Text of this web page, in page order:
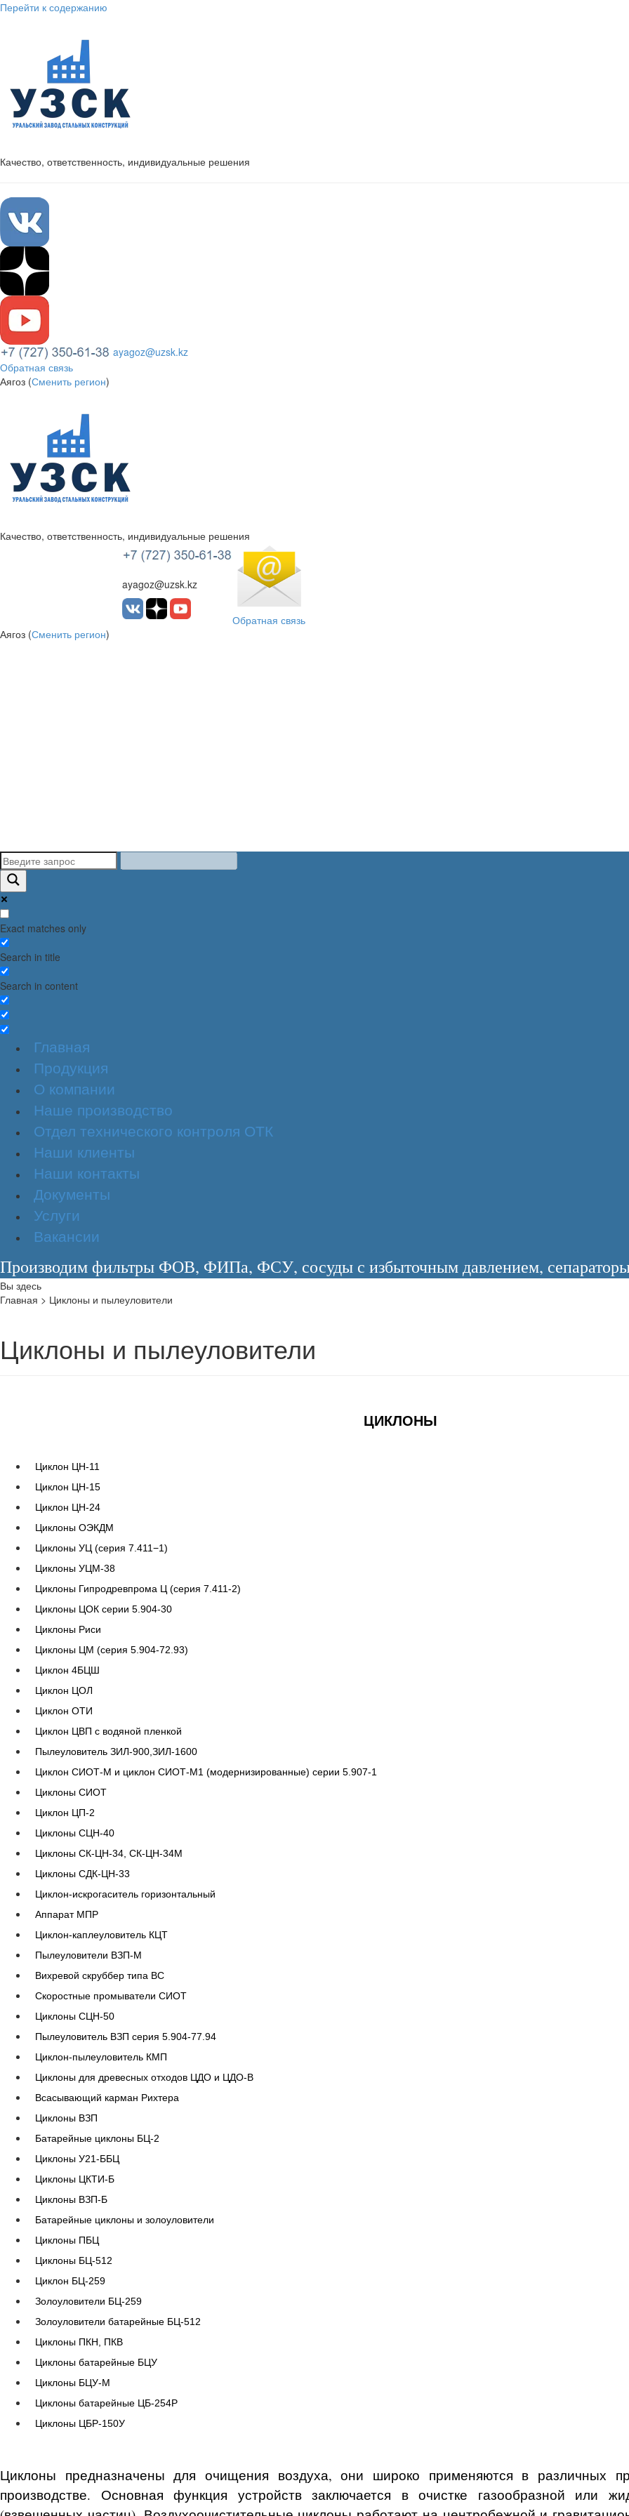
Перейти к содержанию
Качество, ответственность, индивидуальные решения
ayagoz@uzsk.kz
Обратная связь
Аягоз (Сменить регион)
УЗСК Казахстан
Качество, ответственность, индивидуальные решения
ayagoz@uzsk.kz
Обратная связь
Аягоз (Сменить регион)
Exact matches only
Search in title
Search in content
Главная
Продукция
О компании
Наше производство
Отдел технического контроля ОТК
Наши клиенты
Наши контакты
Документы
Услуги
Вакансии
Производим фильтры ФОВ, ФИПа, ФСУ, сосуды с избыточным давлением, сепараторы
Вы здесь
Главная > Циклоны и пылеуловители
Циклоны и пылеуловители
ЦИКЛОНЫ
Циклон ЦН-11
Циклон ЦН-15
Циклон ЦН-24
Циклоны ОЭКДМ
Циклоны УЦ (серия 7.411−1)
Циклоны УЦМ-38
Циклоны Гипродревпрома Ц (серия 7.411-2)
Циклоны ЦОК серии 5.904-30
Циклоны Риси
Циклоны ЦМ (серия 5.904-72.93)
Циклон 4БЦШ
Циклон ЦОЛ
Циклон ОТИ
Циклон ЦВП с водяной пленкой
Пылеуловитель ЗИЛ-900,ЗИЛ-1600
Циклон СИОТ-М и циклон СИОТ-М1 (модернизированные) серии 5.907-1
Циклоны СИОТ
Циклон ЦП-2
Циклоны СЦН-40
Циклоны СК-ЦН-34, СК-ЦН-34М
Циклоны СДК-ЦН-33
Циклон-искрогаситель горизонтальный
Аппарат МПР
Циклон-каплеуловитель КЦТ
Пылеуловители ВЗП-М
Вихревой скруббер типа ВС
Скоростные промыватели СИОТ
Циклоны СЦН-50
Пылеуловитель ВЗП серия 5.904-77.94
Циклон-пылеуловитель КМП
Циклоны для древесных отходов ЦДО и ЦДО-В
Всасывающий карман Рихтера
Циклоны ВЗП
Батарейные циклоны БЦ-2
Циклоны У21-ББЦ
Циклоны ЦКТИ-Б
Циклоны ВЗП-Б
Батарейные циклоны и золоуловители
Циклоны ПБЦ
Циклоны БЦ-512
Циклон БЦ-259
Золоуловители БЦ-259
Золоуловители батарейные БЦ-512
Циклоны ПКН, ПКВ
Циклоны батарейные БЦУ
Циклоны БЦУ-М
Циклоны батарейные ЦБ-254Р
Циклоны ЦБР-150У
Циклоны предназначены для очищения воздуха, они широко применяются в различных
производстве. Основная функция устройств заключается в очистке газообразной или